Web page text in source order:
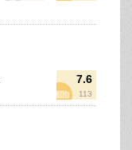
7.6
113